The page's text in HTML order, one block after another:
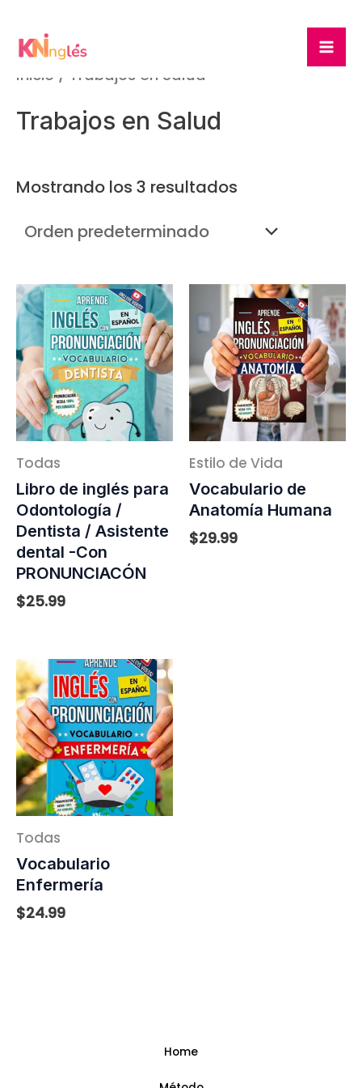
Inicio / Trabajos en Salud
Trabajos en Salud
Mostrando los 3 resultados
Todas
Libro de inglés para
Odontología /
Dentista / Asistente
dental -Con
PRONUNCIACÓN
$25.99
Estilo de Vida
Vocabulario de
Anatomía Humana
$29.99
Todas
Vocabulario
Enfermería
$24.99
Home